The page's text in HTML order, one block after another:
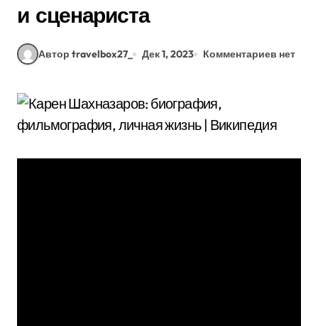
и сценариста
Автор travelbox27_ Дек 1, 2023 Комментариев нет